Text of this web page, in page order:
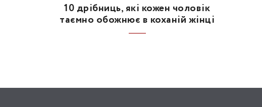
10 дрібниць, які кожен чоловік
таємно обожнює в коханій жінці